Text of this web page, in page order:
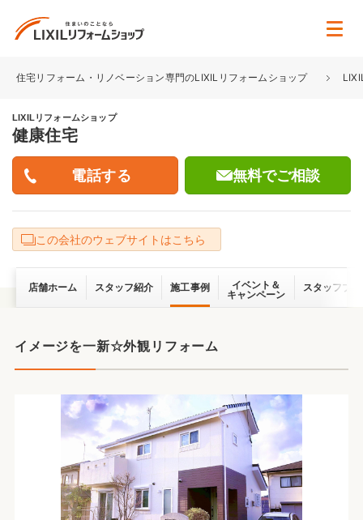
住宅リフォーム・リノベーション専門のLIXILリフォームショップ
LIXILリフォームショップ
健康住宅
無料でご相談
この会社のウェブサイトはこちら
店舗ホーム スタッフ紹介 施工事例
イベント＆
キャンペーン
スタッフブ
イメージを一新☆外観リフォーム